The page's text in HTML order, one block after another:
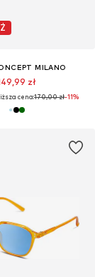
MILANO
zł
cena:170,00 zł-11%